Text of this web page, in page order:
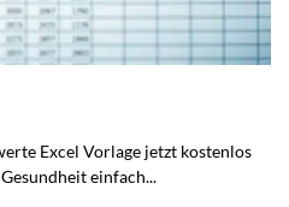
Excel Vorlage jetzt kostenlos
einfach...